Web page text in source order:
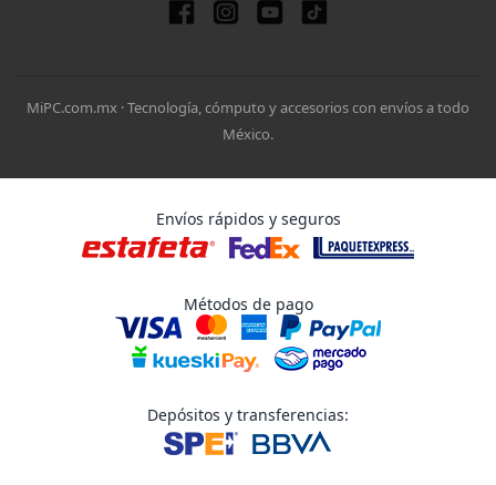
MiPC.com.mx · Tecnología, cómputo y accesorios con envíos a todo
México.
Envíos rápidos y seguros
Métodos de pago
Depósitos y transferencias: